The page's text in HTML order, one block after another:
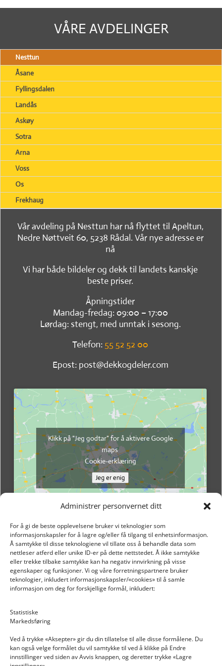
Administrer personvernet ditt
For å gi de beste opplevelsene bruker vi teknologier som
informasjonskapsler for å lagre og/eller få tilgang til enhetsinformasjon.
Å samtykke til disse teknologiene vil tillate oss å behandle data som
nettleser atferd eller unike ID-er på dette nettstedet. Å ikke samtykke
eller trekke tilbake samtykke kan ha negativ innvirkning på visse
egenskaper og funksjoner. Vi og våre forretningspartnere bruker
teknologier, inkludert informasjonskapsler/«cookies» til å samle
informasjon om deg for forskjellige formål, inkludert:
Statistiske
Markedsføring
Ved å trykke «Aksepter» gir du din tillatelse til alle disse formålene. Du
kan også velge formålet du vil samtykke til ved å klikke på Endre
innstillinger ved siden av Avvis knappen, og deretter trykke «Lagre
VÅRE AVDELINGER
Nesttun
Åsane
Fyllingsdalen
Landås
Askøy
Sotra
Arna
Voss
Os
Frekhaug
Vår avdeling på Nesttun har nå flyttet til Apeltun,
Nedre Nøttveit 60, 5238 Rådal. Vår nye adresse er
nå
Vi har både bildeler og dekk til landets kanskje
beste priser.
Åpningstider
Mandag-fredag: 09:00 – 17:00
Lørdag: stengt, med unntak i sesong.
Telefon: 55 52 52 00
Epost: post@dekkogdeler.com
Klikk på "Jeg godtar" for å aktivere Google
maps
Cookie-erklæring
Jeg er enig